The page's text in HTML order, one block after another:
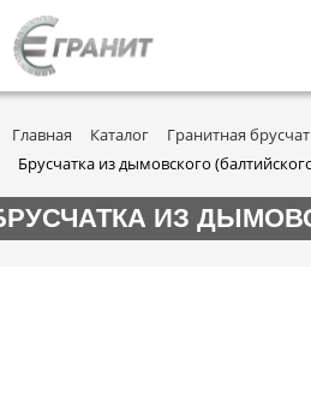
Главная Каталог
Гранитная
Брусчатка из дымовского
ИЗ